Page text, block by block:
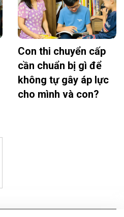
Con thi chuyển cấp
cần chuẩn bị gì để
không tự gây áp lực
cho mình và con?